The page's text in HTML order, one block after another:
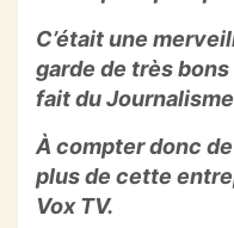
C’était une
garde de très
fait du
À compter donc
plus de cette
VoxTV.